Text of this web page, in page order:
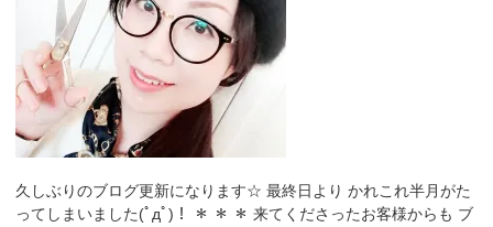
久しぶりのブログ更新になります☆ 最終日より かれこれ半月がた
ってしまいました(ﾟдﾟ)！ ＊ ＊ ＊ 来てくださったお客様からも ブ